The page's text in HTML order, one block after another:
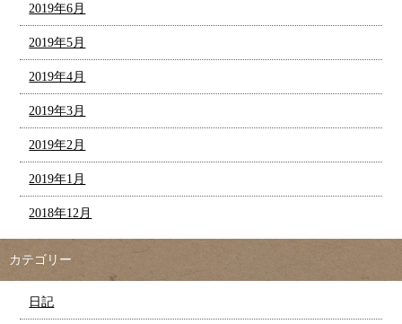
2019年6月
2019年5月
2019年4月
2019年3月
2019年2月
2019年1月
2018年12月
カテゴリー
日記